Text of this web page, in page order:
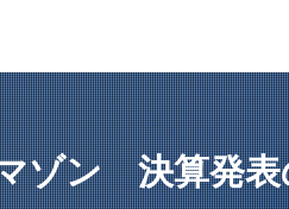
ゾン 決算発表